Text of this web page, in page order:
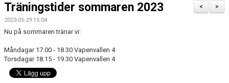
SPELARE & LEDARE
DOKUMENT
>
<
Träningstider sommaren 2023
2023-05-29 15:04
Nu på sommaren tränar vi:
Måndagar 17.00 - 18.30 Vapenvallen 4
Torsdagar 18.15 - 19.30 Vapenvallen 4